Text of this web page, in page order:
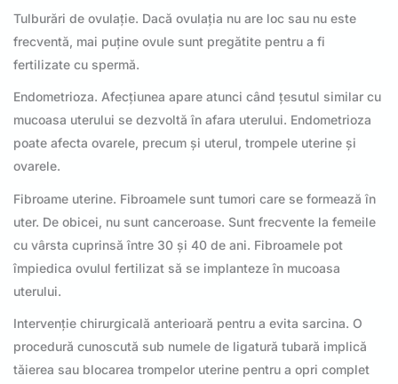
Tulburări de ovulație. Dacă ovulația nu are loc sau nu este
frecventă, mai puține ovule sunt pregătite pentru a fi
fertilizate cu spermă.
Endometrioza. Afecțiunea apare atunci când țesutul similar cu
mucoasa uterului se dezvoltă în afara uterului. Endometrioza
poate afecta ovarele, precum și uterul, trompele uterine și
ovarele.
Fibroame uterine. Fibroamele sunt tumori care se formează în
uter. De obicei, nu sunt canceroase. Sunt frecvente la femeile
cu vârsta cuprinsă între 30 și 40 de ani. Fibroamele pot
împiedica ovulul fertilizat să se implanteze în mucoasa
uterului.
Intervenție chirurgicală anterioară pentru a evita sarcina. O
procedură cunoscută sub numele de ligatură tubară implică
tăierea sau blocarea trompelor uterine pentru a opri complet